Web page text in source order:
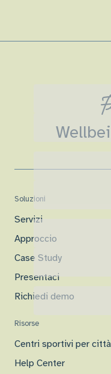
Soluzioni
Servizi
Approccio
Case Study
Presentaci
Richiedi demo
Risorse
Centri sportivi per città
Help Center